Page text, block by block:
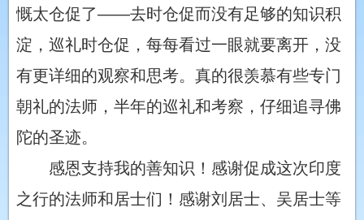
慨太仓促了——去时仓促而没有足够的知识积
淀，巡礼时仓促，每每看过一眼就要离开，没
有更详细的观察和思考。真的很羡慕有些专门
朝礼的法师，半年的巡礼和考察，仔细追寻佛
陀的圣迹。
感恩支持我的善知识！感谢促成这次印度
之行的法师和居士们！感谢刘居士、吴居士等